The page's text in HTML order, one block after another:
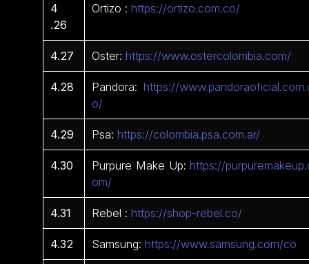
4
.26
Ortizo :https://ortizo.com.co/
4.27 Oster:https://www.ostercolombia.com/
4.28 Pandora:https://
o/
4.29 Psa:https://colombia.psa.com.ar/
4.30 Purpure Make Up:https://
om/
4.31 Rebel :https://shop-rebel.co/
4.32 Samsung:https://www.samsung.com/co